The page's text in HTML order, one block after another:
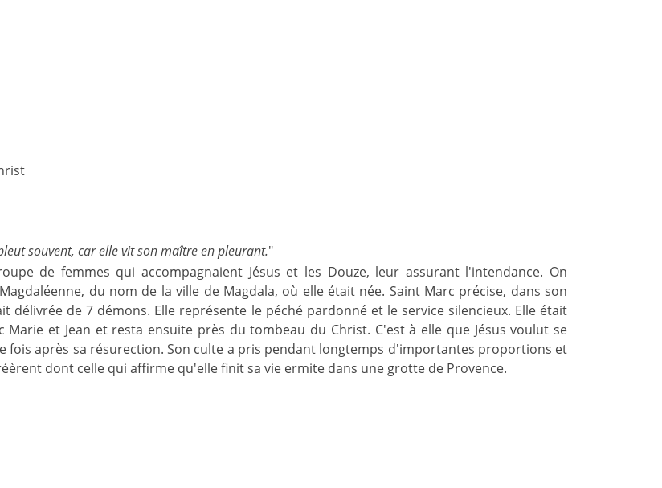
souvent, car elle vit son maître en pleurant."
de femmes qui accompagnaient Jésus et les Douze, leur assurant l'intendance. On
du nom de la ville de Magdala, où elle était née. Saint Marc précise, dans son
délivrée de 7 démons. Elle représente le péché pardonné et le service silencieux. Elle était
Marie et Jean et resta ensuite près du tombeau du Christ. C'est à elle que Jésus voulut se
fois après sa résurection. Son culte a pris pendant longtemps d'importantes proportions et
dont celle qui affirme qu'elle finit sa vie ermite dans une grotte de Provence.